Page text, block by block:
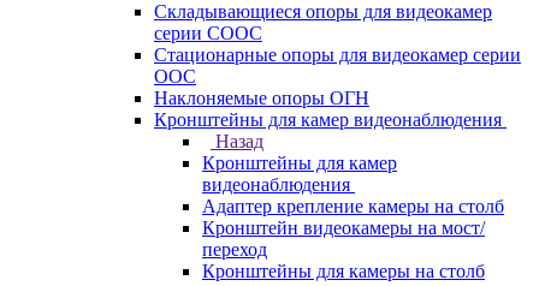
Складывающиеся опоры для видеокамер
серии СООС
Стационарные опоры для видеокамер серии
ООС
Наклоняемые опоры ОГН
Кронштейны для камер видеонаблюдения
Назад
Кронштейны для камер
видеонаблюдения
Адаптер крепление камеры на столб
Кронштейн видеокамеры на мост/
переход
Кронштейны для камеры на столб